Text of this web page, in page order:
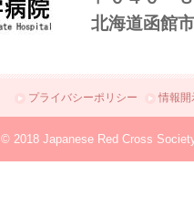
北海道函館
プライバシーポリシー 情報開
© 2018 Japanese Red Cross